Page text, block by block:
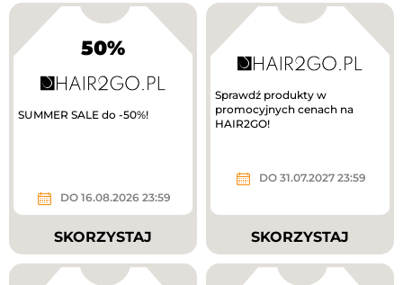
50%
SUMMER SALE do -50%!
DO 16.08.2026 23:59
SKORZYSTAJ
Sprawdź produkty w
promocyjnych cenach na
HAIR2GO!
DO 31.07.2027 23:59
SKORZYSTAJ